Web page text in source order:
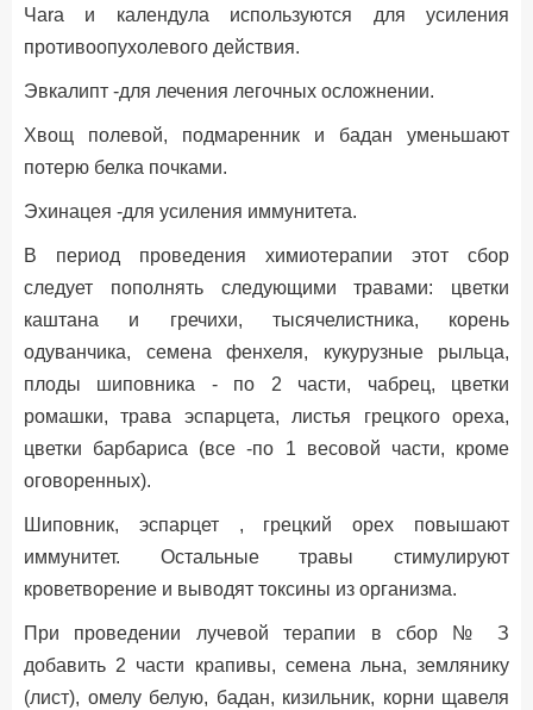
Чаrа и календула используются для усиления
противоопухолевого действия.
Эвкалипт -для лечения легочных осложнении.
Хвощ полевой, подмаренник и бадан уменьшают
потерю белка почками.
Эхинацея -для усиления иммунитета.
В период проведения химиотерапии этот сбор
следует пополнять следующими травами: цветки
каштана и гречихи, тысячелистника, корень
одуванчика, семена фенхеля, кукурузные рыльца,
плоды шиповника - по 2 части, чабрец, цветки
ромашки, трава эспарцета, листья грецкого ореха,
цветки барбариса (все -по 1 весовой части, кроме
оговоренных).
Шиповник, эспарцет , грецкий орех повышают
иммунитет. Остальные травы стимулируют
кроветворение и выводят токсины из организма.
При проведении лучевой терапии в сбор № З
добавить 2 части крапивы, семена льна, землянику
(лист), омелу белую, бадан, кизильник, корни щавеля